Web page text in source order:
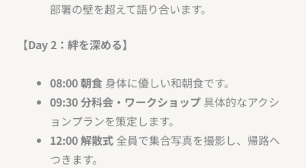
部署の壁を超えて語り合います。
【Day 2：絆を深める】
08:00 朝食身体に優しい和朝食です。
09:30 分科会・ワークショップ具体的なアクシ
ョンプランを策定します。
12:00 解散式全員で集合写真を撮影し、帰路へ
つきます。